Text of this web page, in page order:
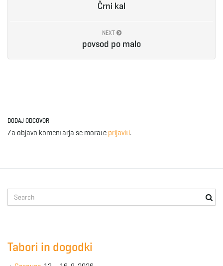
Črni kal
NEXT
povsod po malo
DODAJ ODGOVOR
Za objavo komentarja se morate prijaviti.
e
Tabori in dogodki